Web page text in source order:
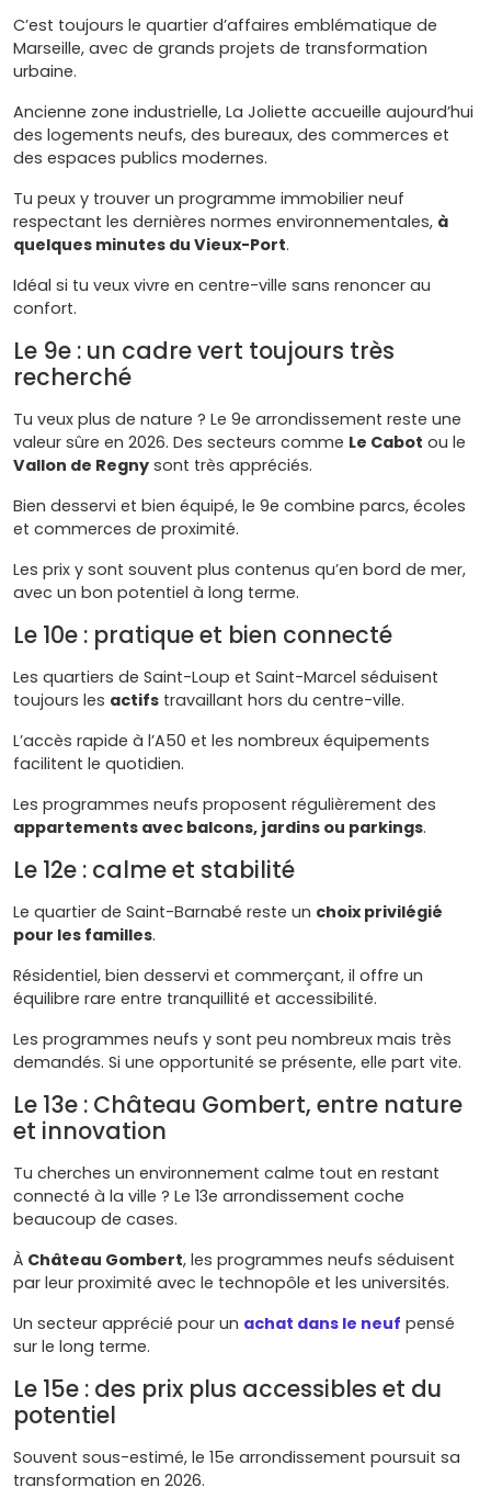
C’est toujours le quartier d’affaires emblématique de
Marseille, avec de grands projets de transformation
urbaine.
Ancienne zone industrielle, La Joliette accueille aujourd’hui
des logements neufs, des bureaux, des commerces et
des espaces publics modernes.
Tu peux y trouver un programme immobilier neuf
respectant les dernières normes environnementales, à
quelques minutes du Vieux-Port.
Idéal si tu veux vivre en centre-ville sans renoncer au
confort.
Le 9e : un cadre vert toujours très
recherché
Tu veux plus de nature ? Le 9e arrondissement reste une
valeur sûre en 2026. Des secteurs comme Le Cabot ou le
Vallon de Regny sont très appréciés.
Bien desservi et bien équipé, le 9e combine parcs, écoles
et commerces de proximité.
Les prix y sont souvent plus contenus qu’en bord de mer,
avec un bon potentiel à long terme.
Le 10e : pratique et bien connecté
Les quartiers de Saint-Loup et Saint-Marcel séduisent
toujours les actifs travaillant hors du centre-ville.
L’accès rapide à l’A50 et les nombreux équipements
facilitent le quotidien.
Les programmes neufs proposent régulièrement des
appartements avec balcons, jardins ou parkings.
Le 12e : calme et stabilité
Le quartier de Saint-Barnabé reste un choix privilégié
pour les familles.
Résidentiel, bien desservi et commerçant, il offre un
équilibre rare entre tranquillité et accessibilité.
Les programmes neufs y sont peu nombreux mais très
demandés. Si une opportunité se présente, elle part vite.
Le 13e : Château Gombert, entre nature
et innovation
Tu cherches un environnement calme tout en restant
connecté à la ville ? Le 13e arrondissement coche
beaucoup de cases.
À Château Gombert, les programmes neufs séduisent
par leur proximité avec le technopôle et les universités.
Un secteur apprécié pour un achat dans le neuf pensé
sur le long terme.
Le 15e : des prix plus accessibles et du
potentiel
Souvent sous-estimé, le 15e arrondissement poursuit sa
transformation en 2026.